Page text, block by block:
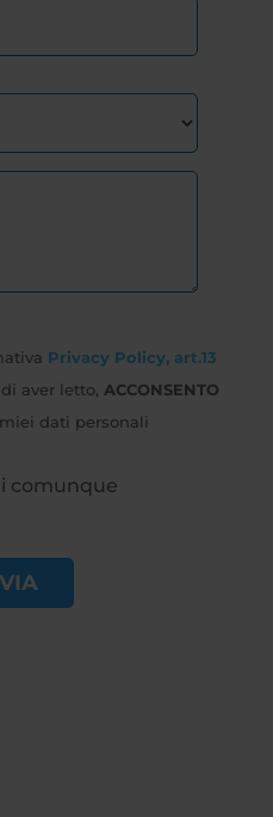
Privacy Policy, art.13
aver letto, ACCONSENTO
dati personali
comunque